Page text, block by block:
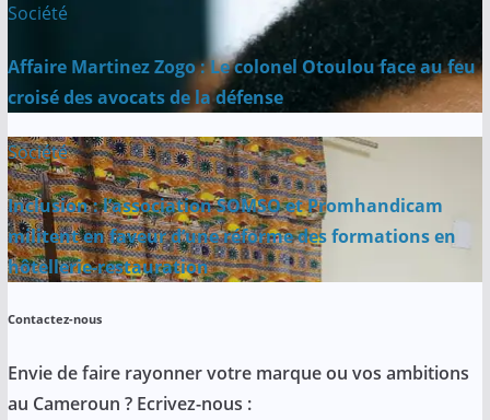
Société
Affaire Martinez Zogo : Le colonel Otoulou face au feu
croisé des avocats de la défense
Société
Inclusion : l’association SOMSO et Promhandicam
militent en faveur d’une réforme des formations en
hôtellerie-restauration
Contactez-nous
Envie de faire rayonner votre marque ou vos ambitions
au Cameroun ? Ecrivez-nous :